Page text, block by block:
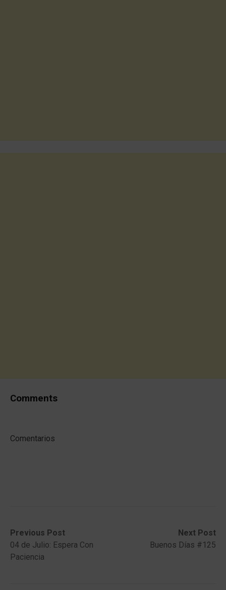
Comments
Comentarios
Post
navigation
Previous Post
Previous
post:04 de Julio: Espera Con
Paciencia
Next Post
Next
post:
Buenos Días #125